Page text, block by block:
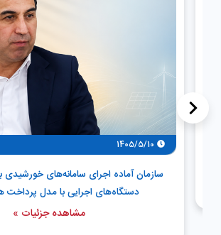
1405/5/10
سازمان آماده اجرای سامانه‌های خورشیدی
دستگاه‌های اجرایی با مدل پرداخت
مشاهده جزئیات »
<